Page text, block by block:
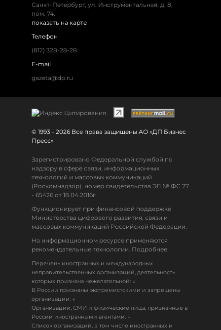
Санкт-Петербург, ул. Инструментальная, д. 8,
пом. 74.
показать на карте
Телефон
(812) 328-28-28
E-mail
gazeta@dp.ru
© 1993 - 2026 Все права защищены АО «ДП Бизнес
Пресс»
Зарегистрировано Федеральной службой по
надзору в сфере связи, информационных
технологий и массовых коммуникаций
(Роскомнадзор), номер свидетельства ЭЛ № ФС 77
- 65426 от 18.04.2016г.
Функционирует при финансовой поддержке
Министерства цифрового развития, связи и
массовых коммуникаций Российской Федерации.
На информационном ресурсе применяются
рекомендательные технологии. Подробнее.
Перечень иностранных и международных
неправительственных организаций, деятельность
которых признана нежелательной: ↓
В России признаны экстремистскими и запрещены
организации: ↓
Организации, СМИ и физические лица, признанные в
России иностранными агентами: ↓
Список организаций, в том числе иностранных и